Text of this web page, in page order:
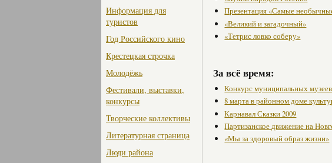
Информация для
туристов
Год Российского кино
Крестецкая строчка
Молодёжь
Фестивали, выставки,
конкурсы
Творческие коллективы
Литературная страница
Люди района
Презентация «Самые
«Великий и загадочный»
«Тетрис ловко соберу»
За всё время:
Конкурс муниципальных музеев
8 марта в районном доме
Карнавал Сказки 2009
Партизанское движение на
«Мы за здоровый образ жизни»